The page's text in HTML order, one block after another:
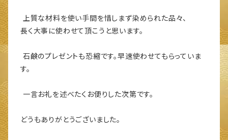
上質な材料を使い手間を惜しまず染められた品々、
長く大事に使わせて頂こうと思います。
石鹸のプレゼントも恐縮です。早速使わせてもらっていま
す。
一言お礼を述べたくお便りした次第です。
どうもありがとうございました。